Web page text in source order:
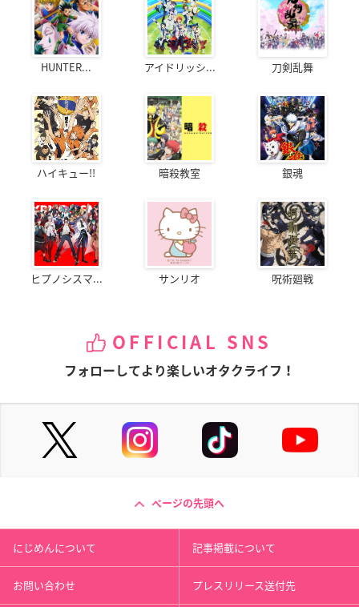
HUNTER... アイドリッシ... 刀剣乱舞
ハイキュー!! 暗殺教室 銀魂
ヒプノシスマ... サンリオ 呪術廻戦
OFFICIAL SNS
フォローしてより楽しいオタクライフ！
ページの先頭へ
にじめんについて 記事掲載について
お問い合わせ プレスリリース送付先